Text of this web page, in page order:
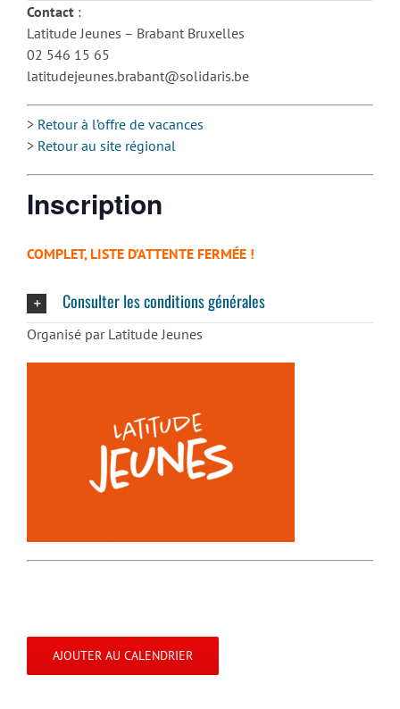
Contact :
Latitude Jeunes – Brabant Bruxelles
02 546 15 65
latitudejeunes.brabant@solidaris.be
> Retour à l’offre de vacances
> Retour au site régional
Inscription
COMPLET, LISTE D’ATTENTE FERMÉE !
Consulter les conditions générales
Organisé par Latitude Jeunes
AJOUTER AU CALENDRIER